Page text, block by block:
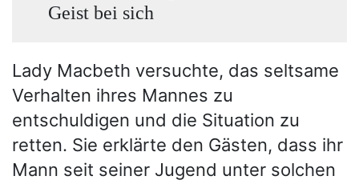
Geist bei sich
Lady Macbeth versuchte, das seltsame
Verhalten ihres Mannes zu
entschuldigen und die Situation zu
retten. Sie erklärte den Gästen, dass ihr
Mann seit seiner Jugend unter solchen